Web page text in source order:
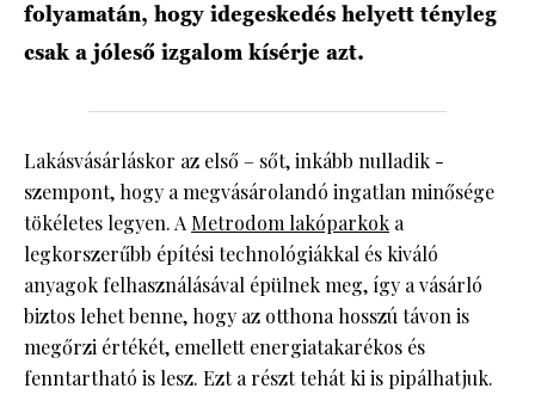
folyamatán, hogy idegeskedés helyett tényleg
csak a jóleső izgalom kísérje azt.
Lakásvásárláskor az első – sőt, inkább nulladik -
szempont, hogy a megvásárolandó ingatlan minősége
tökéletes legyen. A Metrodom lakóparkok a
legkorszerűbb építési technológiákkal és kiváló
anyagok felhasználásával épülnek meg, így a vásárló
biztos lehet benne, hogy az otthona hosszú távon is
megőrzi értékét, emellett energiatakarékos és
fenntartható is lesz. Ezt a részt tehát ki is pipálhatjuk.